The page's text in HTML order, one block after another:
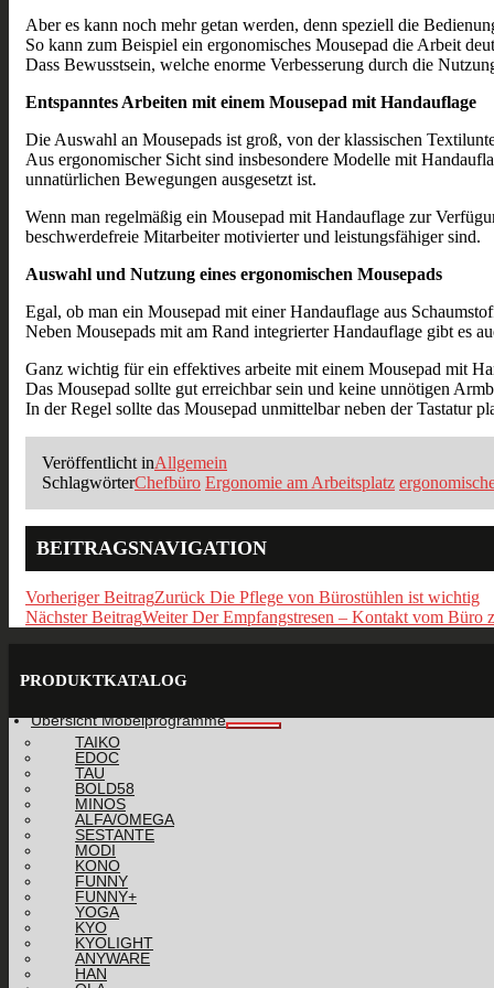
Aber es kann noch mehr getan werden, denn speziell die
So kann zum Beispiel ein ergonomisches Mousepad die Arbeit
Dass Bewusstsein, welche enorme Verbesserung durch die
Entspanntes Arbeiten mit einem Mousepad mit Handauflage
Die Auswahl an Mousepads ist groß, von der klassischen
Aus ergonomischer Sicht sind insbesondere Modelle mit
unnatürlichen Bewegungen ausgesetzt ist.
Wenn man regelmäßig ein Mousepad mit Handauflage zur
beschwerdefreie Mitarbeiter motivierter und leistungsfähiger sind.
Auswahl und Nutzung eines ergonomischen Mousepads
Egal, ob man ein Mousepad mit einer Handauflage aus
Neben Mousepads mit am Rand integrierter Handauflage gibt es
Ganz wichtig für ein effektives arbeite mit einem Mousepad mit
Das Mousepad sollte gut erreichbar sein und keine unnötigen
In der Regel sollte das Mousepad unmittelbar neben der Tastatur
Veröffentlicht inAllgemein
SchlagwörterChefbüro Ergonomie am Arbeitsplatz
BEITRAGSNAVIGATION
Vorheriger BeitragZurück Die Pflege von Bürostühlen ist wichtig
Nächster BeitragWeiter Der Empfangstresen – Kontakt vom Büro
PRODUKTKATALOG
Übersicht Möbelprogramme
TAIKO
EDOC
TAU
BOLD58
MINOS
ALFA/OMEGA
SESTANTE
MODI
KONO
FUNNY
FUNNY+
YOGA
KYO
KYOLIGHT
ANYWARE
HAN